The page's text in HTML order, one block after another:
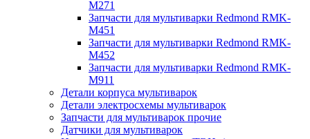
M271
Запчасти для мультиварки Redmond RMK-
M451
Запчасти для мультиварки Redmond RMK-
M452
Запчасти для мультиварки Redmond RMK-
M911
Детали корпуса мультиварок
Детали электросхемы мультиварок
Запчасти для мультиварок прочие
Датчики для мультиварок